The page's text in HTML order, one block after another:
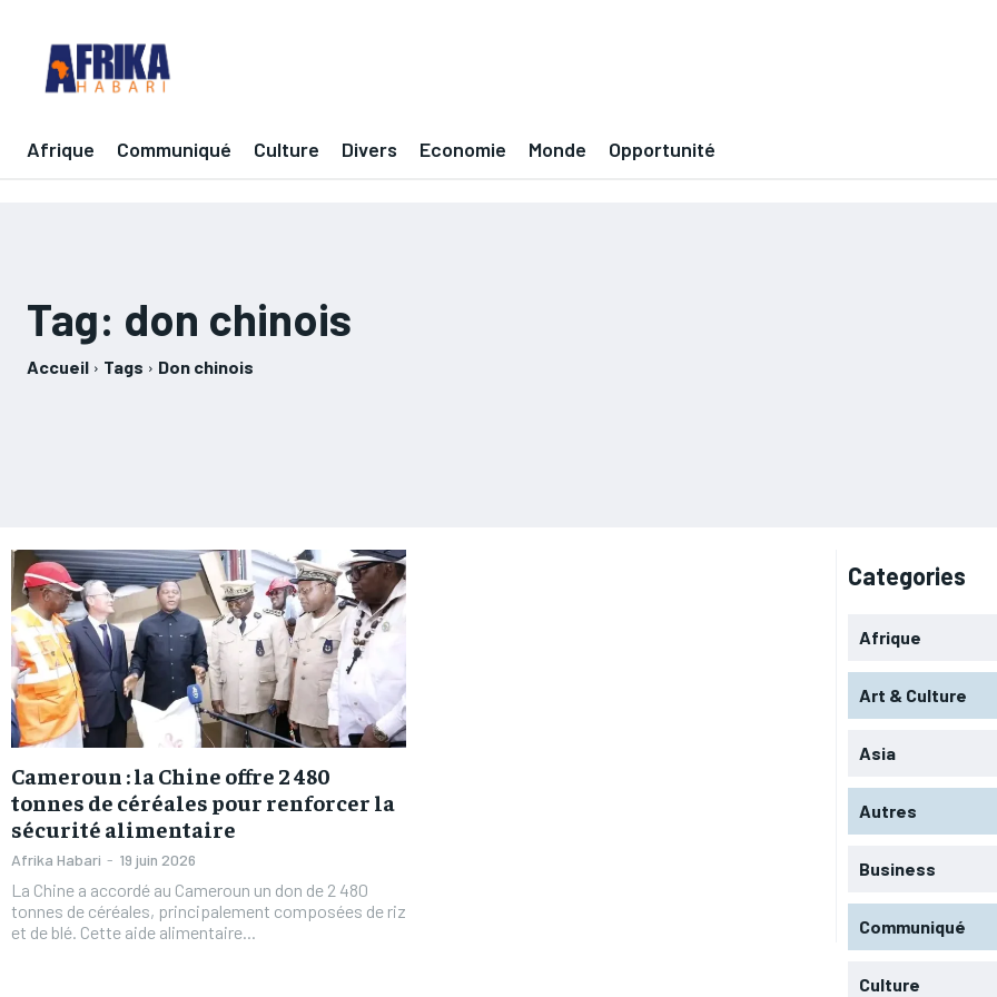
Afrique Communiqué Culture Divers Economie Monde Opportunité
Tag: don chinois
Accueil Tags Don chinois
Cameroun : la Chine offre 2 480
tonnes de céréales pour renforcer la
sécurité alimentaire
Afrika Habari - 19 juin 2026
La Chine a accordé au Cameroun un don de 2 480
tonnes de céréales, principalement composées de riz
et de blé. Cette aide alimentaire...
Categories
Afrique
Art & Culture
Asia
Autres
Business
Communiqué
Culture